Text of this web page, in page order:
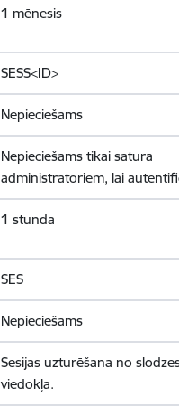
1 mēnesis
SESS<ID>
Nepieciešams
Nepieciešams tikai satura
administratoriem, lai
1 stunda
SES
Nepieciešams
Sesijas uzturēšana no
viedokļa.